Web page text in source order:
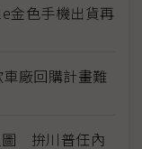
色手機出貨再
廠回購計畫難
圖 拚川普任內